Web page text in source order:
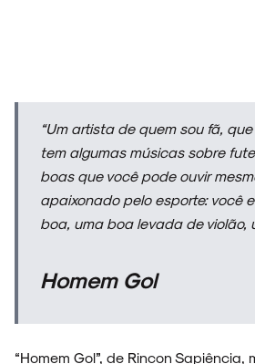
“Um artista de quem sou fã,
tem algumas músicas sobre
boas que você pode ouvir
apaixonado pelo esporte: você
boa, uma boa levada de violão,
Homem Gol
“Homem Gol”, de Rincon